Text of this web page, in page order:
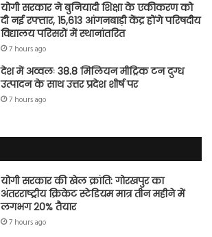
योगी सरकार ने बुनियादी शिक्षा के एकीकरण को
दी नई रफ्तार, 15,613 आंगनबाड़ी केंद्र होंगे परिषदीय
विद्यालय परिसरों में स्थानांतरित
7 hours ago
देश में अव्वलः 38.8 मिलियन मीट्रिक टन दुग्ध
उत्पादन के साथ उत्तर प्रदेश शीर्ष पर
7 hours ago
योगी सरकार की खेल क्रांति: गोरखपुर का
अंतरराष्ट्रीय क्रिकेट स्टेडियम मात्र तीन महीने में
लगभग 20% तैयार
7 hours ago